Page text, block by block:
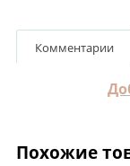
Комментарии
Похожие